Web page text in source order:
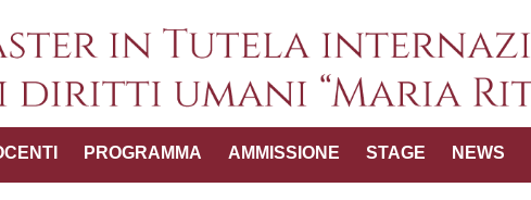
Master in Tutela
umani "Maria Rita
PROGRAMMA AMMISSIONE STAGE NEWS